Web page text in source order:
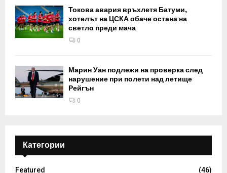
Токова авария връхлетя Батуми,
хотелът на ЦСКА обаче остана на
светло преди мача
0
Марин Уан подлежи на проверка след
нарушение при полети над летище
Рейгън
0
Категории
Featured
(46)